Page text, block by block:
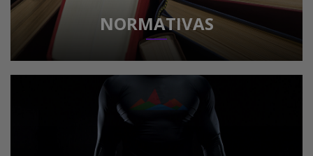
NORMATIVAS